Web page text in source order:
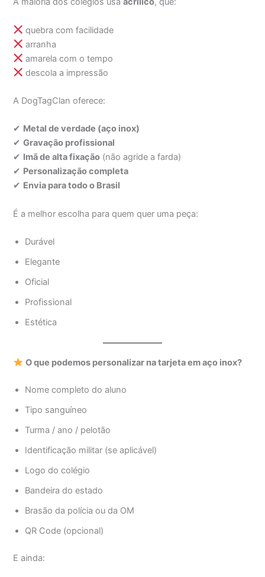
quebra com facilidade
arranha
amarela com o tempo
descola a impressão
A DogTagClan oferece:
✔ Metal de verdade (aço inox)
✔Gravação profissional
✔ Imã de alta fixação (não agride a farda)
✔ Personalização completa
✔ Envia para todo o Brasil
É a melhor escolha para quem quer uma peça:
Durável
Elegante
Oficial
Profissional
Estética
O que podemos personalizar na tarjeta em aço inox?
Nome completo do aluno
Tipo sanguíneo
Turma / ano / pelotão
Identificação militar (se aplicável)
Logo do colégio
Bandeira do estado
Brasão da polícia ou da OM
QR Code (opcional)
E ainda: